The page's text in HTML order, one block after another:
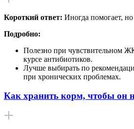
Короткий ответ: Иногда помогает, но
Подробно:
Полезно при чувствительном
курсе антибиотиков.
Лучше выбирать по
при хронических проблемах.
Как хранить корм, чтобы он